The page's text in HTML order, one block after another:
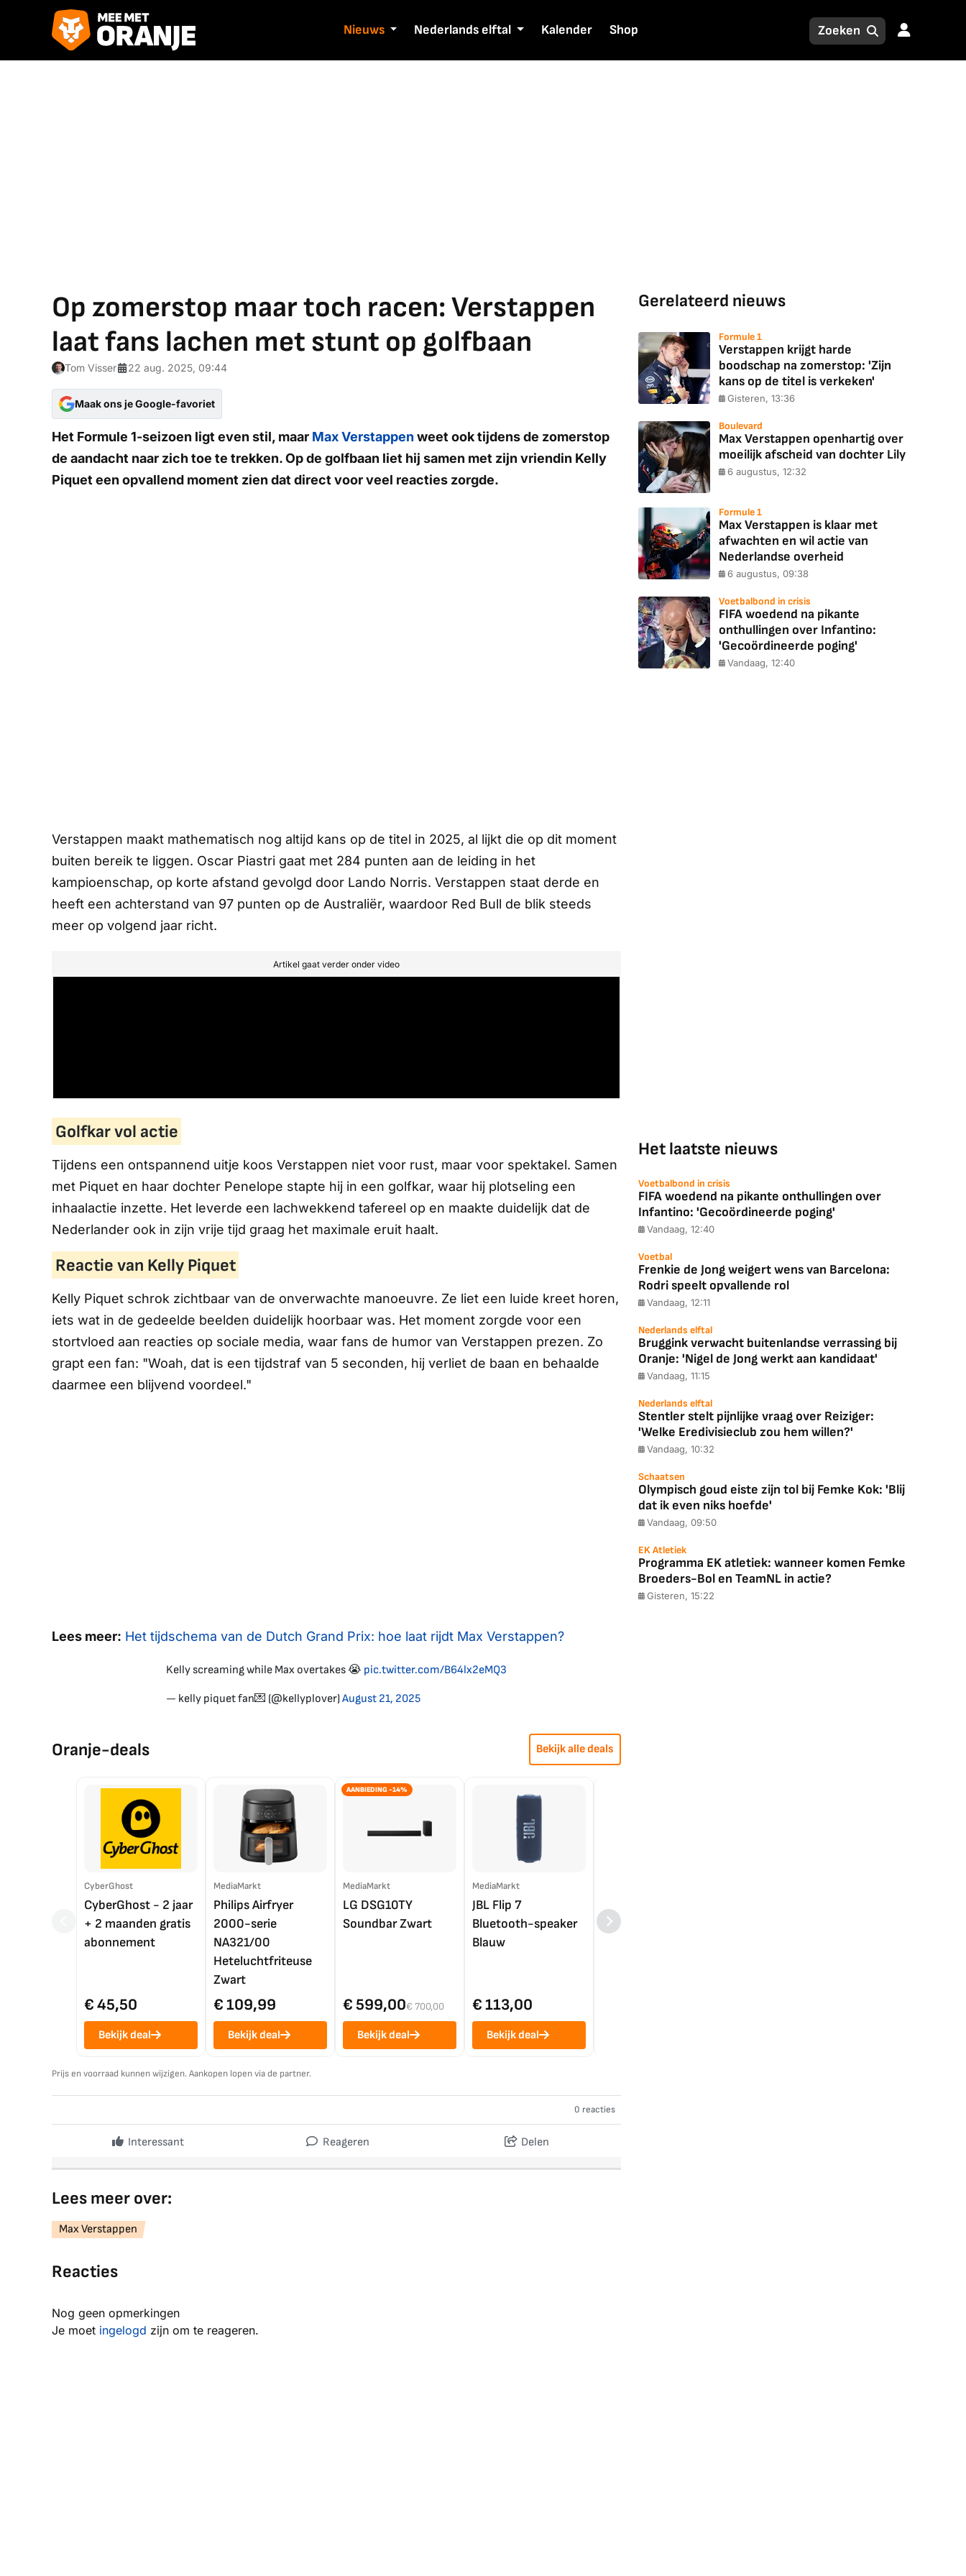
Nieuws Nederlands elftal Kalender Shop
Op zomerstop maar toch racen: Verstappen
laat fans lachen met stunt op golfbaan
Tom Visser 22 aug. 2025, 09:44
Maak ons je Google-favoriet
Het Formule 1-seizoen ligt even stil, maar Max Verstappen weet ook tijdens de zomerstop
de aandacht naar zich toe te trekken. Op de golfbaan liet hij samen met zijn vriendin Kelly
Piquet een opvallend moment zien dat direct voor veel reacties zorgde.
Verstappen maakt mathematisch nog altijd kans op de titel in 2025, al lijkt die op dit moment
buiten bereik te liggen. Oscar Piastri gaat met 284 punten aan de leiding in het
kampioenschap, op korte afstand gevolgd door Lando Norris. Verstappen staat derde en
heeft een achterstand van 97 punten op de Australiër, waardoor Red Bull de blik steeds
meer op volgend jaar richt.
Artikel gaat verder onder video
Golfkar vol actie
Tijdens een ontspannend uitje koos Verstappen niet voor rust, maar voor spektakel. Samen
met Piquet en haar dochter Penelope stapte hij in een golfkar, waar hij plotseling een
inhaalactie inzette. Het leverde een lachwekkend tafereel op en maakte duidelijk dat de
Nederlander ook in zijn vrije tijd graag het maximale eruit haalt.
Reactie van Kelly Piquet
Kelly Piquet schrok zichtbaar van de onverwachte manoeuvre. Ze liet een luide kreet horen,
iets wat in de gedeelde beelden duidelijk hoorbaar was. Het moment zorgde voor een
stortvloed aan reacties op sociale media, waar fans de humor van Verstappen prezen. Zo
grapt een fan: "Woah, dat is een tijdstraf van 5 seconden, hij verliet de baan en behaalde
daarmee een blijvend voordeel."
Lees meer: Het tijdschema van de Dutch Grand Prix: hoe laat rijdt Max Verstappen?
Kelly screaming while Max overtakes 😭 pic.twitter.com/B64lx2eMQ3
— kelly piquet fan💌 (@kellyplover)August 21, 2025
Oranje-deals Bekijk alle deals
CyberGhost
CyberGhost - 2 jaar
+ 2 maanden gratis
abonnement
€ 45,50
Bekijk deal
MediaMarkt
Philips Airfryer
2000-serie
NA321/00
Heteluchtfriteuse
Zwart
€ 109,99
Bekijk deal
AANBIEDING -14%
MediaMarkt
LG DSG10TY
Soundbar Zwart
€ 599,00€ 700,00
Bekijk deal
MediaMarkt
JBL Flip 7
Bluetooth-speaker
Blauw
€ 113,00
Bekijk deal
4K TV (2025)
Prijs en voorraad kunnen wijzigen. Aankopen lopen via de partner.
0 reacties
Interessant Reageren Delen
Lees meer over:
Max Verstappen
Reacties
Nog geen opmerkingen
Je moet ingelogd zijn om te reageren.
Gerelateerd nieuws
Formule 1
Verstappen krijgt harde
boodschap na zomerstop: 'Zijn
kans op de titel is verkeken'
Gisteren, 13:36
Boulevard
Max Verstappen openhartig over
moeilijk afscheid van dochter Lily
6 augustus, 12:32
Formule 1
Max Verstappen is klaar met
afwachten en wil actie van
Nederlandse overheid
6 augustus, 09:38
Voetbalbond in crisis
FIFA woedend na pikante
onthullingen over Infantino:
'Gecoördineerde poging'
Vandaag, 12:40
Het laatste nieuws
Voetbalbond in crisis
FIFA woedend na pikante onthullingen over
Infantino: 'Gecoördineerde poging'
Vandaag, 12:40
Voetbal
Frenkie de Jong weigert wens van Barcelona:
Rodri speelt opvallende rol
Vandaag, 12:11
Nederlands elftal
Bruggink verwacht buitenlandse verrassing bij
Oranje: 'Nigel de Jong werkt aan kandidaat'
Vandaag, 11:15
Nederlands elftal
Stentler stelt pijnlijke vraag over Reiziger:
'Welke Eredivisieclub zou hem willen?'
Vandaag, 10:32
Schaatsen
Olympisch goud eiste zijn tol bij Femke Kok: 'Blij
dat ik even niks hoefde'
Vandaag, 09:50
EK Atletiek
Programma EK atletiek: wanneer komen Femke
Broeders-Bol en TeamNL in actie?
Gisteren, 15:22